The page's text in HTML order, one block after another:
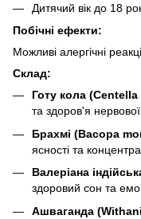
Дитячий вік до 18
Побічні ефекти:
Можливі алергічні
Склад:
Готу кола
та здоров'я
Брахмі (Bacopa
ясності та
Валеріана
здоровий сон та
Ашваганда